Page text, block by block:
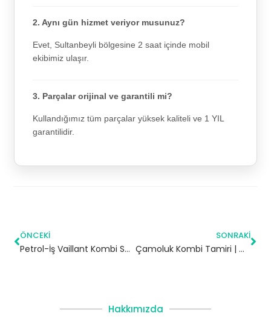
2. Aynı gün hizmet veriyor musunuz?
Evet, Sultanbeyli bölgesine 2 saat içinde mobil
ekibimiz ulaşır.
3. Parçalar orijinal ve garantili mi?
Kullandığımız tüm parçalar yüksek kaliteli ve 1 YIL
garantilidir.
ÖNCEKI
Petrol-İş Vaillant Kombi Servisi – Kartal Yetkili Servis
SONRAKI
Çamoluk Kombi Tamiri | Giresun
Hakkımızda